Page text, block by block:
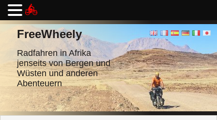
Zum
springenFreeWheely
Radfahren in Afrika
jenseits von Bergen und
Wüsten und anderen
Abenteuern